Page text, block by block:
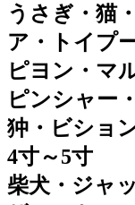
うさぎ・猫
ア・トイプ
ピヨン・マ
ピンシャー
狆・ビショ
4寸～5寸
柴犬・ジャ